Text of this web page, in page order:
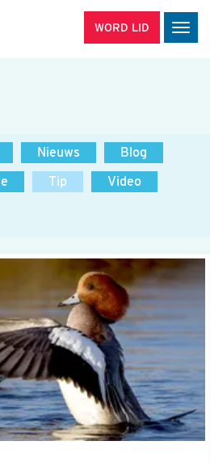
WORD LID
Nieuws
Blog
Tip
Video